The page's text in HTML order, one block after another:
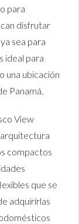
para
disfrutar
sea para
ideal para
una ubicación
Panamá.
View
compactos
que se
adquirirlas